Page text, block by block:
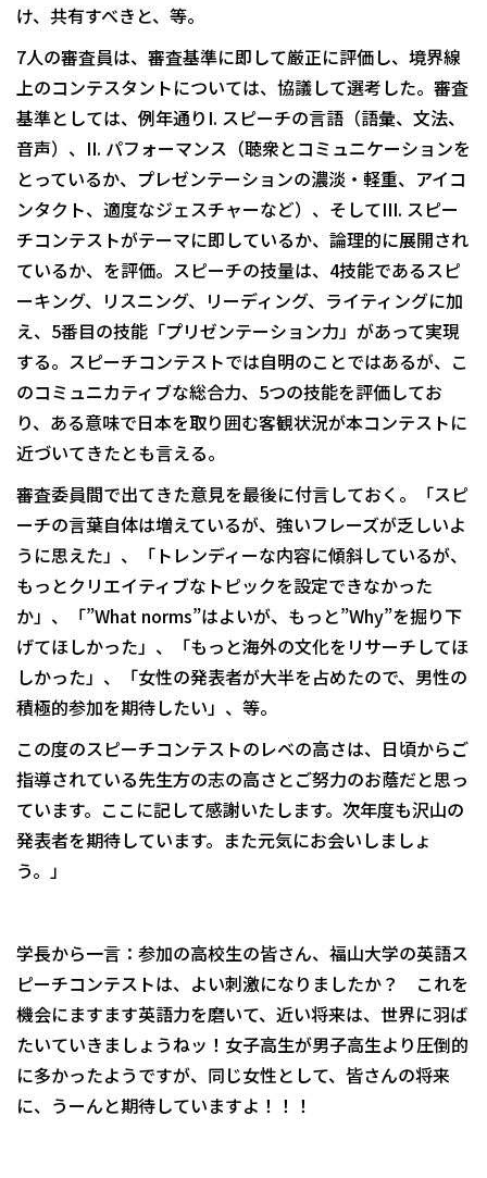
け、共有すべきと、等。
7人の審査員は、審査基準に即して厳正に評価し、境界線
上のコンテスタントについては、協議して選考した。審査
基準としては、例年通りI. スピーチの言語（語彙、文法、
音声）、II. パフォーマンス（聴衆とコミュニケーションを
とっているか、プレゼンテーションの濃淡・軽重、アイコ
ンタクト、適度なジェスチャーなど）、そしてIII. スピー
チコンテストがテーマに即しているか、論理的に展開され
ているか、を評価。スピーチの技量は、4技能であるスピ
ーキング、リスニング、リーディング、ライティングに加
え、5番目の技能「プリゼンテーション力」があって実現
する。スピーチコンテストでは自明のことではあるが、こ
のコミュニカティブな総合力、5つの技能を評価してお
り、ある意味で日本を取り囲む客観状況が本コンテストに
近づいてきたとも言える。
審査委員間で出てきた意見を最後に付言しておく。「スピ
ーチの言葉自体は増えているが、強いフレーズが乏しいよ
うに思えた」、「トレンディーな内容に傾斜しているが、
もっとクリエイティブなトピックを設定できなかった
か」、「”What norms”はよいが、もっと”Why”を掘り下
げてほしかった」、「もっと海外の文化をリサーチしてほ
しかった」、「女性の発表者が大半を占めたので、男性の
積極的参加を期待したい」、等。
この度のスピーチコンテストのレベの高さは、日頃からご
指導されている先生方の志の高さとご努力のお蔭だと思っ
ています。ここに記して感謝いたします。次年度も沢山の
発表者を期待しています。また元気にお会いしましょ
う。」
学長から一言：参加の高校生の皆さん、福山大学の英語ス
ピーチコンテストは、よい刺激になりましたか？ これを
機会にますます英語力を磨いて、近い将来は、世界に羽ば
たいていきましょうねッ！女子高生が男子高生より圧倒的
に多かったようですが、同じ女性として、皆さんの将来
に、うーんと期待していますよ！！！